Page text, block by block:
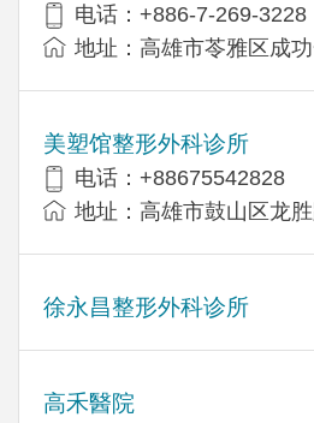
电话：+886-7-269-3228
地址：高雄市苓雅区成
美塑馆整形外科诊所
电话：+88675542828
地址：高雄市鼓山区龙
徐永昌整形外科诊所
高禾醫院